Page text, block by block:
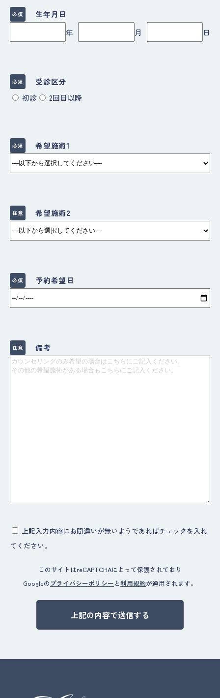
必須
生年月日
年
月 日
必須
受診区分
初診
2回目以降
必須 希望施術1
任意 希望施術2
必須 予約希望日
任意 備考
上記入力内容にお間違いが無いようであればチェックを入れ
てください。
このサイトはreCAPTCHAによって保護されており
Googleのプライバシーポリシー と利用規約が適用されます。